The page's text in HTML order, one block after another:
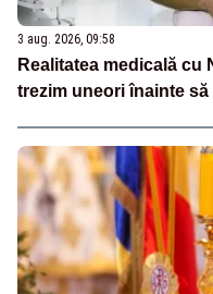
3 aug. 2026, 09:58
Realitatea medicală cu
trezim uneori înainte să